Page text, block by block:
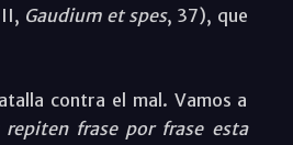
Gaudium et spes, 37), que
contra el mal. Vamos a
repiten frase por frase esta